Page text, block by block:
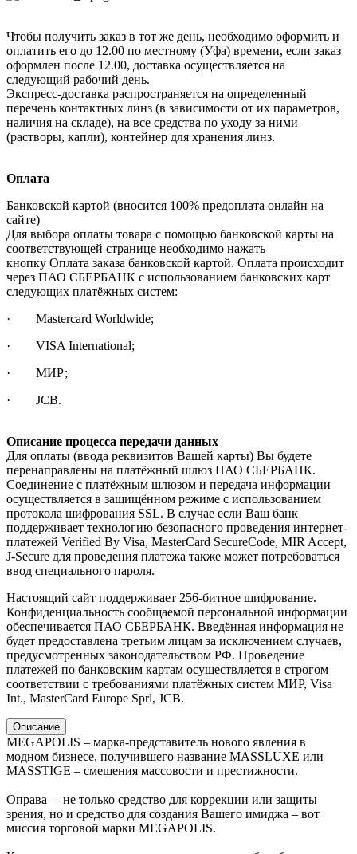
Чтобы получить заказ в тот же день, необходимо оформить и
оплатить его до 12.00 по местному (Уфа) времени, если заказ
оформлен после 12.00, доставка осуществляется на
следующий рабочий день.
Экспресс-доставка распространяется на определенный
перечень контактных линз (в зависимости от их параметров,
наличия на складе), на все средства по уходу за ними
(растворы, капли), контейнер для хранения линз.
Оплата
Банковской картой (вносится 100% предоплата онлайн на
сайте)
Для выбора оплаты товара с помощью банковской карты на
соответствующей странице необходимо нажать
кнопку Оплата заказа банковской картой. Оплата происходит
через ПАО СБЕРБАНК с использованием банковских карт
следующих платёжных систем:
· Mastercard Worldwide;
· VISA International;
· МИР;
· JCB.
Описание процесса передачи данных
Для оплаты (ввода реквизитов Вашей карты) Вы будете
перенаправлены на платёжный шлюз ПАО СБЕРБАНК.
Соединение с платёжным шлюзом и передача информации
осуществляется в защищённом режиме с использованием
протокола шифрования SSL. В случае если Ваш банк
поддерживает технологию безопасного проведения интернет-
платежей Verified By Visa, MasterCard SecureCode, MIR Accept,
J-Secure для проведения платежа также может потребоваться
ввод специального пароля.
Настоящий сайт поддерживает 256-битное шифрование.
Конфиденциальность сообщаемой персональной информации
обеспечивается ПАО СБЕРБАНК. Введённая информация не
будет предоставлена третьим лицам за исключением случаев,
предусмотренных законодательством РФ. Проведение
платежей по банковским картам осуществляется в строгом
соответствии с требованиями платёжных систем МИР, Visa
Int., MasterCard Europe Sprl, JCB.
Описание
MEGAPOLIS – марка-представитель нового явления в
модном бизнесе, получившего название MASSLUXE или
MASSTIGE – смешения массовости и престижности.
Оправа – не только средство для коррекции или защиты
зрения, но и средство для создания Вашего имиджа – вот
миссия торговой марки MEGAPOLIS.